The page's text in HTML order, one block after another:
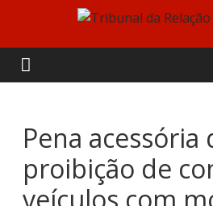
content
Tribunal
da
Relação
de
Pena acessória
proibição de